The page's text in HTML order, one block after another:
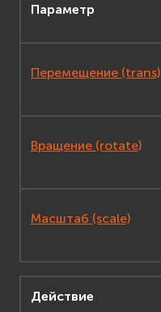
Параметр
Перемещение (trans)
Вращение (rotate)
Масштаб (scale)
Действие